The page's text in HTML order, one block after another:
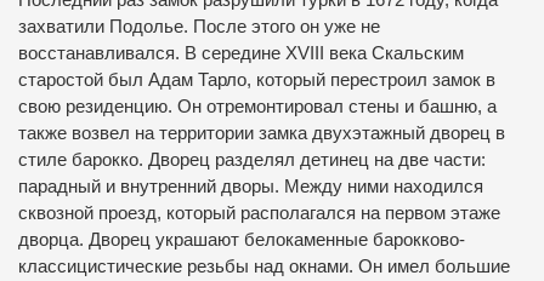
захватили Подолье. После этого он уже не
восстанавливался. В середине XVIII века Скальским
старостой был Адам Тарло, который перестроил замок в
свою резиденцию. Он отремонтировал стены и башню, а
также возвел на территории замка двухэтажный дворец в
стиле барокко. Дворец разделял детинец на две части:
парадный и внутренний дворы. Между ними находился
сквозной проезд, который располагался на первом этаже
дворца. Дворец украшают белокаменные барокково-
классицистические резьбы над окнами. Он имел большие